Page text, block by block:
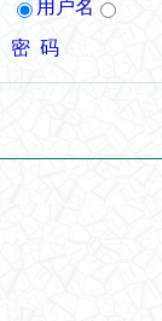
用户名
密 码